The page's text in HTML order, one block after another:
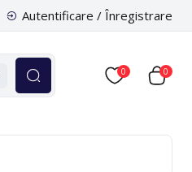
Autentificare / Înregistrare
0 0